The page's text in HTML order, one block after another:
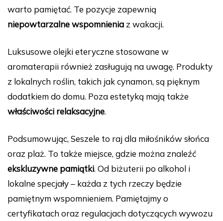
warto pamiętać. Te pozycje zapewnią
niepowtarzalne wspomnienia z wakacji.
Luksusowe olejki eteryczne stosowane w
aromaterapii również zasługują na uwagę. Produkty
z lokalnych roślin, takich jak cynamon, są pięknym
dodatkiem do domu. Poza estetyką mają także
właściwości relaksacyjne.
Podsumowując, Seszele to raj dla miłośników słońca
oraz plaż. To także miejsce, gdzie można znaleźć
ekskluzywne pamiątki. Od biżuterii po alkohol i
lokalne specjały – każda z tych rzeczy będzie
pamiętnym wspomnieniem. Pamiętajmy o
certyfikatach oraz regulacjach dotyczących wywozu